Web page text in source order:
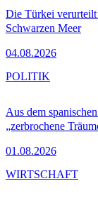
Die Türkei
Schwarzen Meer
04.08.2026
Aus dem
„zerbrochene
01.08.2026
POLITIK
WIRTSCHAFT